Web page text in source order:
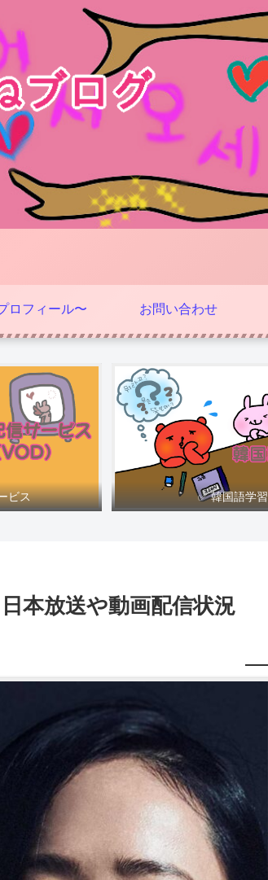
ロフィール〜 お問い合わせ
ビス ✅ 韓国語学習
本放送や動画配信状況